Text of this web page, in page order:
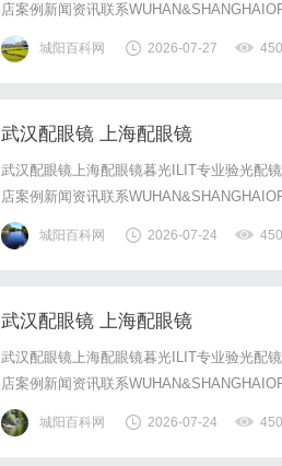
店案例新闻资讯联系
写字楼眼镜店直营品牌，现于武汉与上海设
基础，全场镜片40%-60%优惠，兼顾高专业
城阳百科网 2026-07-27 450
武汉配眼镜 上海配眼镜
武汉配眼镜上海配眼镜暮光ILIT专业验光配
店案例新闻资讯联系
写字楼眼镜店直营品牌，现于武汉与上海设
基础，全场镜片40%-60%优惠，兼顾高专业
城阳百科网 2026-07-24 450
武汉配眼镜 上海配眼镜
武汉配眼镜上海配眼镜暮光ILIT专业验光配
店案例新闻资讯联系
写字楼眼镜店直营品牌，现于武汉与上海设
基础，全场镜片40%-60%优惠，兼顾高专业
城阳百科网 2026-07-24 450